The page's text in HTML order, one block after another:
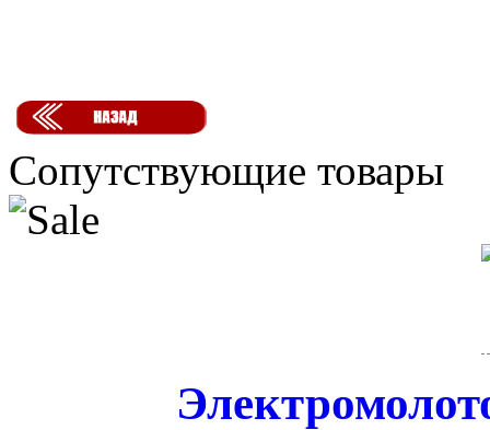
Сопутствующие товары